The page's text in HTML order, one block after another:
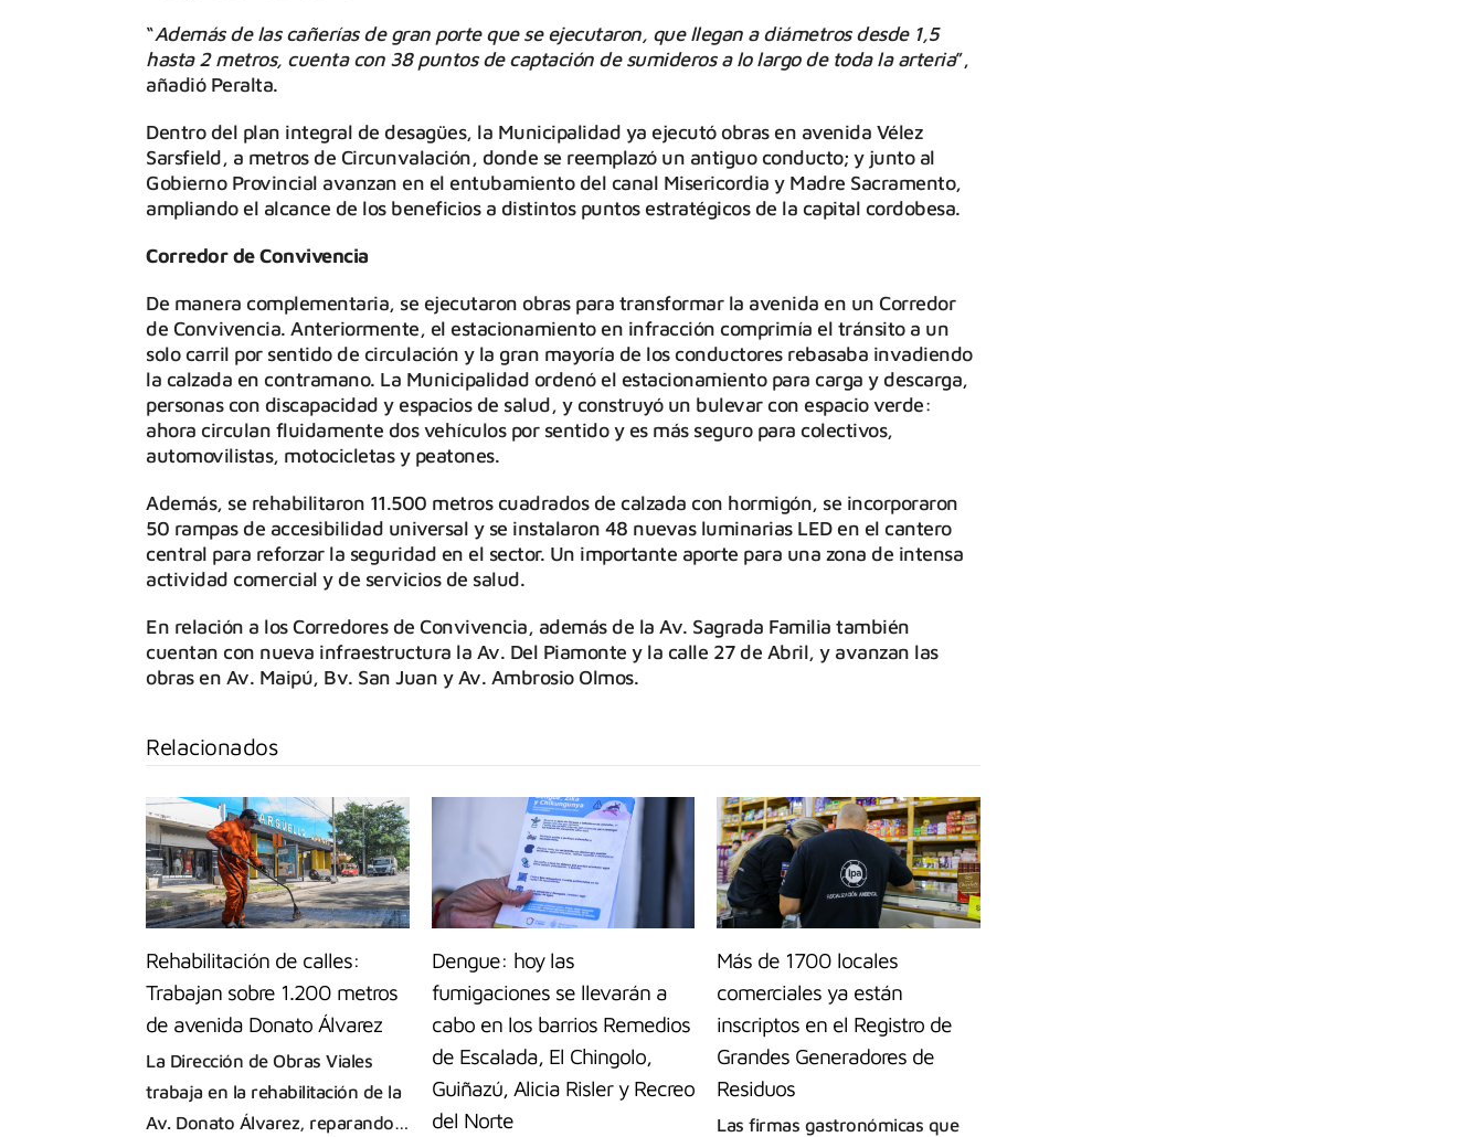
“Además de las cañerías de gran porte que se ejecutaron, que llegan a diámetros desde 1,5
hasta 2 metros, cuenta con 38 puntos de captación de sumideros a lo largo de toda la arteria”,
añadió Peralta.
Dentro del plan integral de desagües, la Municipalidad ya ejecutó obras en avenida Vélez
Sarsfield, a metros de Circunvalación, donde se reemplazó un antiguo conducto; y junto al
Gobierno Provincial avanzan en el entubamiento del canal Misericordia y Madre Sacramento,
ampliando el alcance de los beneficios a distintos puntos estratégicos de la capital cordobesa.
Corredor de Convivencia
De manera complementaria, se ejecutaron obras para transformar la avenida en un Corredor
de Convivencia. Anteriormente, el estacionamiento en infracción comprimía el tránsito a un
solo carril por sentido de circulación y la gran mayoría de los conductores rebasaba invadiendo
la calzada en contramano. La Municipalidad ordenó el estacionamiento para carga y descarga,
personas con discapacidad y espacios de salud, y construyó un bulevar con espacio verde:
ahora circulan fluidamente dos vehículos por sentido y es más seguro para colectivos,
automovilistas, motocicletas y peatones.
Además, se rehabilitaron 11.500 metros cuadrados de calzada con hormigón, se incorporaron
50 rampas de accesibilidad universal y se instalaron 48 nuevas luminarias LED en el cantero
central para reforzar la seguridad en el sector. Un importante aporte para una zona de intensa
actividad comercial y de servicios de salud.
En relación a los Corredores de Convivencia, además de la Av. Sagrada Familia también
cuentan con nueva infraestructura la Av. Del Piamonte y la calle 27 de Abril, y avanzan las
obras en Av. Maipú, Bv. San Juan y Av. Ambrosio Olmos.
Relacionados
Rehabilitación de calles:
Trabajan sobre 1.200 metros
de avenida Donato Álvarez
La Dirección de Obras Viales
trabaja en la rehabilitación de la
Av. Donato Álvarez, reparando…
Dengue: hoy las
fumigaciones se llevarán a
cabo en los barrios Remedios
de Escalada, El Chingolo,
Guiñazú, Alicia Risler y Recreo
del Norte
Más de 1700 locales
comerciales ya están
inscriptos en el Registro de
Grandes Generadores de
Residuos
Las firmas gastronómicas que